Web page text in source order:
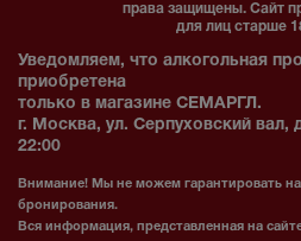
права защищены. Сайт
для лиц старше
Уведомляем, что алкогольная
приобретена
только в магазине СЕМАРГЛ.
г. Москва, ул. Серпуховский вал,
22:00
Внимание! Мы не можем гарантировать
бронирования.
Вся информация, представленная на